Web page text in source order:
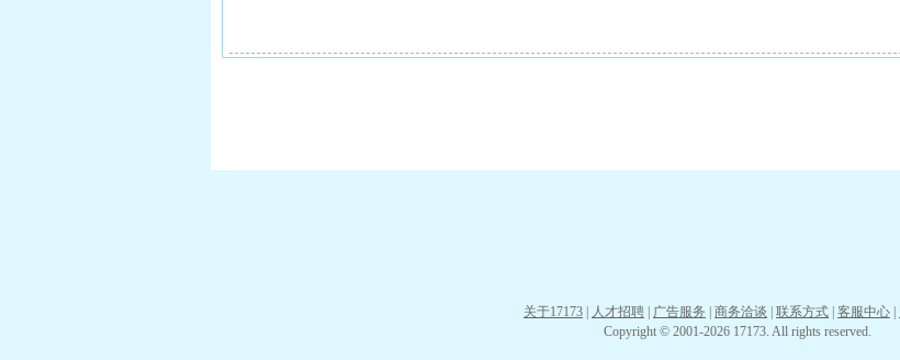
关于17173 人才招聘 广告服务 商务洽谈 联系方式 客服中心
Copyright © 2001-2026 17173. All rights reserved.